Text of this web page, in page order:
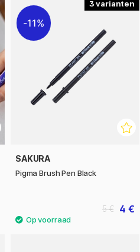
3
11%
SAKURA
Pigma Brush Pen Black
4 €
5 €